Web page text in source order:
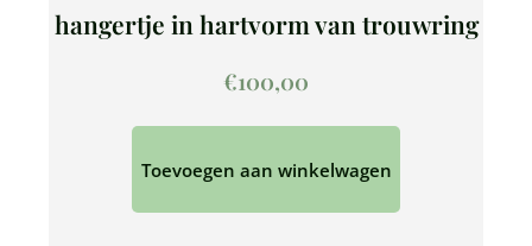
hangertje in hartvorm van trouwring
€100,00
Toevoegen aan winkelwagen